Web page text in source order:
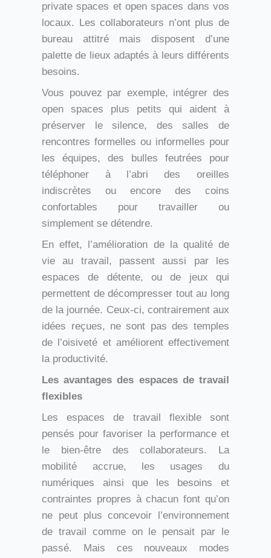
private spaces et open spaces dans vos
locaux. Les collaborateurs n’ont plus de
bureau attitré mais disposent d’une
palette de lieux adaptés à leurs différents
besoins.
Vous pouvez par exemple, intégrer des
open spaces plus petits qui aident à
préserver le silence, des salles de
rencontres formelles ou informelles pour
les équipes, des bulles feutrées pour
téléphoner à l’abri des oreilles
indiscrètes ou encore des coins
confortables pour travailler ou
simplement se détendre.
En effet, l’amélioration de la qualité de
vie au travail, passent aussi par les
espaces de détente, ou de jeux qui
permettent de décompresser tout au long
de la journée. Ceux-ci, contrairement aux
idées reçues, ne sont pas des temples
de l’oisiveté et améliorent effectivement
la productivité.
Les avantages des espaces de travail
flexibles
Les espaces de travail flexible sont
pensés pour favoriser la performance et
le bien-être des collaborateurs. La
mobilité accrue, les usages du
numériques ainsi que les besoins et
contraintes propres à chacun font qu’on
ne peut plus concevoir l’environnement
de travail comme on le pensait par le
passé. Mais ces nouveaux modes